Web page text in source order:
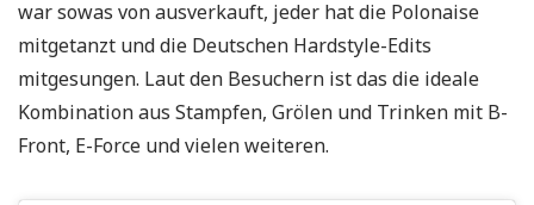
war sowas von ausverkauft, jeder hat die Polonaise
mitgetanzt und die Deutschen Hardstyle-Edits
mitgesungen. Laut den Besuchern ist das die ideale
Kombination aus Stampfen, Grölen und Trinken mit B-
Front, E-Force und vielen weiteren.